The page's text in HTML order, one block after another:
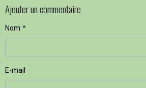
Ajouter un commentaire
Nom
E-mail